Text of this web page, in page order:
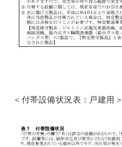
＜付帯設備状況表：戸建用＞